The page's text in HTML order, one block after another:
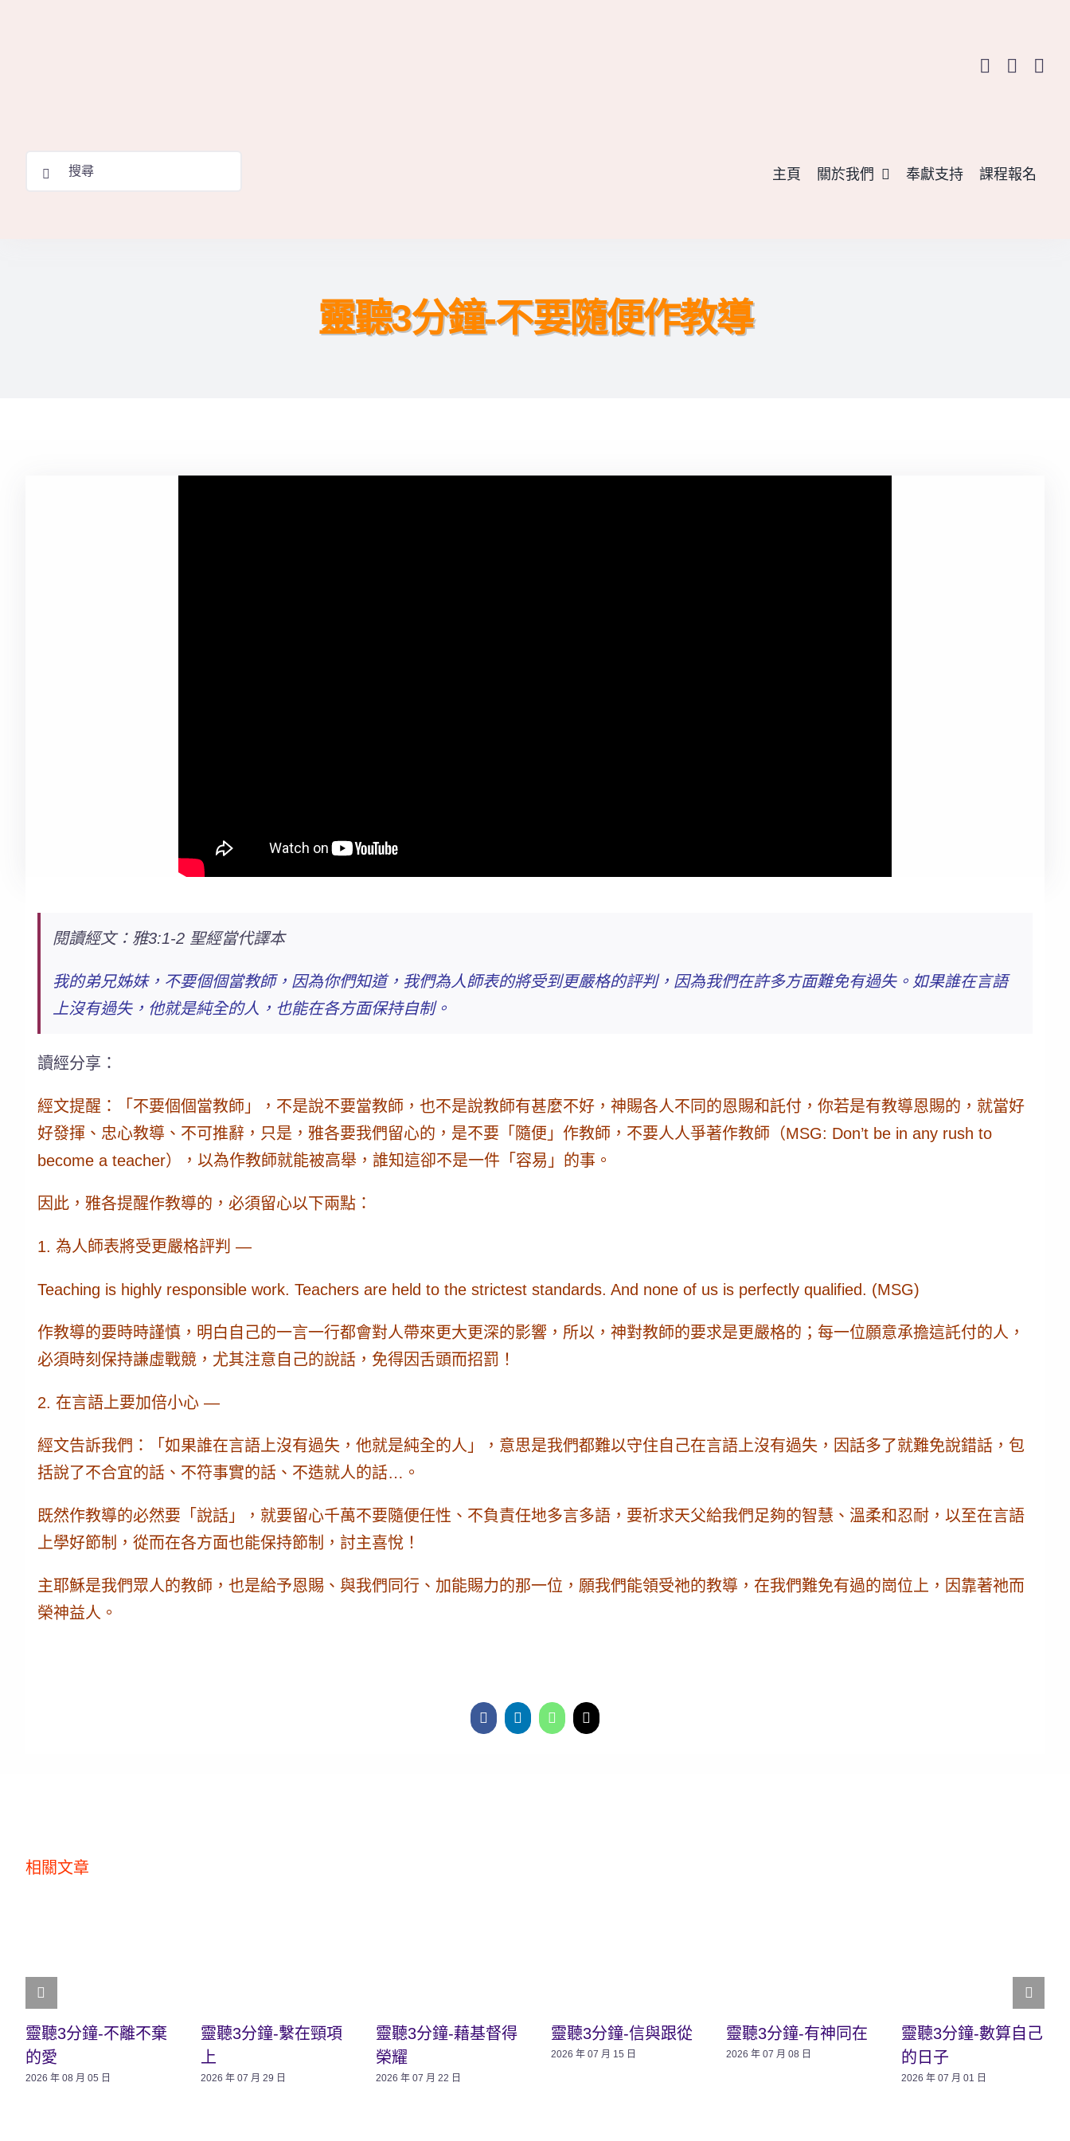
Search
主頁 關於我們 奉獻支持 課程報名
靈聽3分鐘-不要隨便作教導
閱讀經文：雅3:1-2 聖經當代譯本
我的弟兄姊妹，不要個個當教師，因為你們知道， 我們為人師表的將受到更嚴格的評判，因為我們在許多方面難免有過失。如果誰在言語
上沒有過失，他就是純全的人，也能在各方面保持自制。
讀經分享：
經文提醒：「不要個個當教師」，不是說不要當教師，也不是說教師有甚麼不好，神賜各人不同的恩賜和託付，你若是有教導恩賜的，就當好
好發揮、忠心教導、不可推辭，只是，雅各要我們留心的，是不要「隨便」作教師，不要人人爭著作教師（MSG: Don’t be in any rush to
become a teacher），以為作教師就能被高舉，誰知這卻不是一件「容易」的事。
因此，雅各提醒作教導的，必須留心以下兩點：
1. 為人師表將受更嚴格評判 —
Teaching is highly responsible work. Teachers are held to the strictest standards. And none of us is perfectly qualified. (MSG)
作教導的要時時謹慎，明白自己的一言一行都會對人帶來更大更深的影響，所以，神對教師的要求是更嚴格的；每一位願意承擔這託付的人，
必須時刻保持謙虛戰競，尤其注意自己的說話，免得因舌頭而招罰！
2. 在言語上要加倍小心 —
經文告訴我們：「如果誰在言語上沒有過失，他就是純全的人」，意思是我們都難以守住自己在言語上沒有過失，因話多了就難免說錯話，包
括說了不合宜的話、不符事實的話、不造就人的話…。
既然作教導的必然要「說話」，就要留心千萬不要隨便任性、不負責任地多言多語，要祈求天父給我們足夠的智慧、溫柔和忍耐，以至在言語
上學好節制，從而在各方面也能保持節制，討主喜悅！
主耶穌是我們眾人的教師，也是給予恩賜、與我們同行、加能賜力的那一位，願我們能領受祂的教導，在我們難免有過的崗位上，因靠著祂而
榮神益人。
相關文章
靈聽3分鐘-不離不棄
的愛
2026 年 08 月 05 日
靈聽3分鐘-繫在頸項
上
2026 年 07 月 29 日
靈聽3分鐘-藉基督得
榮耀
2026 年 07 月 22 日
靈聽3分鐘-信與跟從
2026 年 07 月 15 日
靈聽3分鐘-有神同在
2026 年 07 月 08 日
靈聽3分鐘-數算自己
的日子
2026 年 07 月 01 日